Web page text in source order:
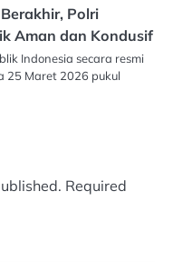
Polri
Aman dan Kondusif
Indonesia secara resmi
25 Maret 2026 pukul
Required